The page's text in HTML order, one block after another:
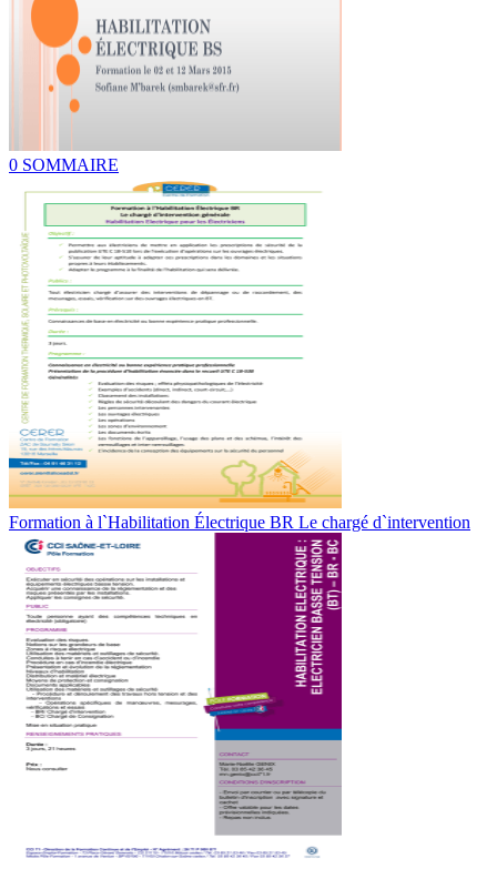
0 SOMMAIRE
Formation à l`Habilitation Électrique BR Le chargé d`intervention